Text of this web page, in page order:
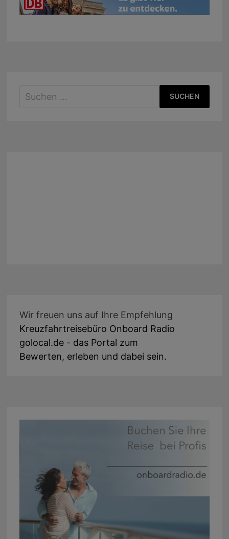
Suchen
Wir freuen uns auf Ihre Empfehlung
Kreuzfahrtreisebüro Onboard Radio
golocal.de - das Portal zum
Bewerten, erleben und dabei sein.